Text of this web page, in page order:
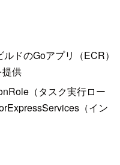
ドのGoアプリ（ECR）
供
（タスク実行ロー
（イン